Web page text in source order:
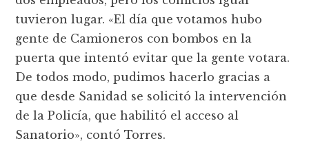
tuvieron lugar. «El día que votamos hubo
gente de Camioneros con bombos en la
puerta que intentó evitar que la gente votara.
De todos modo, pudimos hacerlo gracias a
que desde Sanidad se solicitó la intervención
de la Policía, que habilitó el acceso al
Sanatorio», contó Torres.